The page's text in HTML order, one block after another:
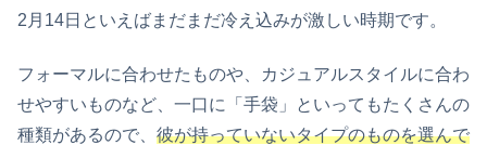
2月14日といえばまだまだ冷え込みが激しい時期です。
フォーマルに合わせたものや、カジュアルスタイルに合わ
せやすいものなど、一口に「手袋」といってもたくさんの
種類があるので、 彼が持っていないタイプのものを選んで